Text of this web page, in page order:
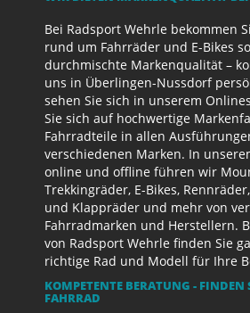
Bei Radsport Wehrle bekommen
rund um Fahrräder und E-Bikes
durchmischte Markenqualität –
uns in Überlingen-Nussdorf
sehen Sie sich in unserem
Sie sich auf hochwertige
Fahrradteile in allen
verschiedenen Marken. In
online und offline führen wir
Trekkingräder, E-Bikes,
und Klappräder und mehr von
Fahrradmarken und Herstellern.
von Radsport Wehrle finden Sie
richtige Rad und Modell für Ihre
KOMPETENTE BERATUNG - FINDEN
FAHRRAD